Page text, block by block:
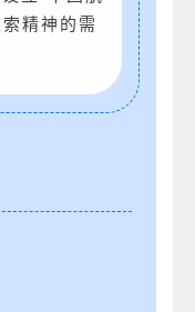
精神的需